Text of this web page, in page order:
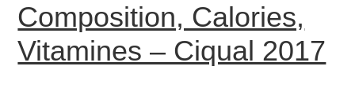
Composition, Calories,
Vitamines – Ciqual 2017